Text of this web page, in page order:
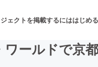
ェクトを掲載するにははじめる
ールドで京